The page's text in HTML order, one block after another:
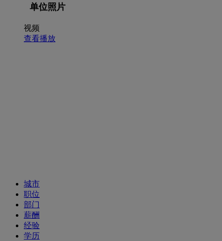
单位照片
视频
查看播放
城市
职位
部门
薪酬
经验
学历